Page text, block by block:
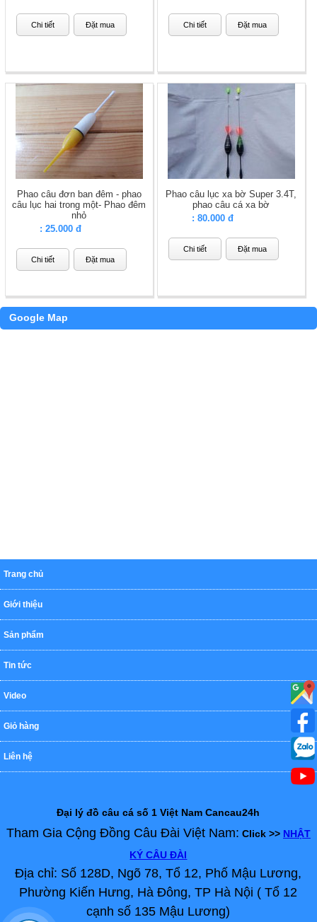
Chi tiết Đặt mua Chi tiết Đặt mua
Phao câu đơn ban đêm - phao
câu lục hai trong một- Phao đêm
nhỏ
: 25.000 đ
Chi tiết Đặt mua
Phao câu lục xa bờ Super 3.4T,
phao câu cá xa bờ
: 80.000 đ
Chi tiết Đặt mua
Google Map
Trang chủ
Giới thiệu
Sản phẩm
Tin tức
Video
Giỏ hàng
Liên hệ
Đại lý đồ câu cá số 1 Việt Nam Cancau24h
Tham Gia Cộng Đồng Câu Đài Việt Nam: Click >> NHẬT
KÝ CÂU ĐÀI
Địa chỉ: Số 128D, Ngõ 78, Tổ 12, Phố Mậu Lương,
Phường Kiến Hưng, Hà Đông, TP Hà Nội ( Tổ 12
cạnh số 135 Mậu Lương)